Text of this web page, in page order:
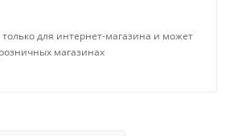
для интернет-магазина и может
магазинах